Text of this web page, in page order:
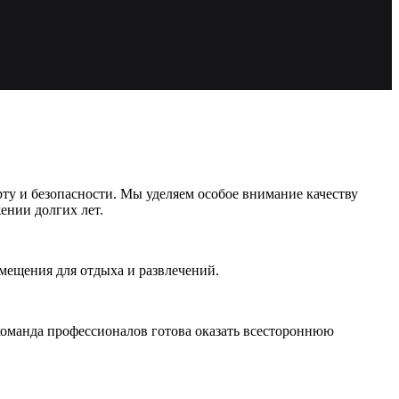
и безопасности. Мы уделяем особое внимание качеству
долгих лет.
для отдыха и развлечений.
профессионалов готова оказать всестороннюю